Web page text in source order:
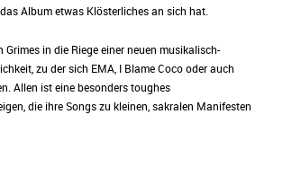
Album etwas Klösterliches an sich hat.
in die Riege einer neuen musikalisch-
zu der sich EMA, I Blame Coco oder auch
Allen ist eine besonders toughes
die ihre Songs zu kleinen, sakralen Manifesten